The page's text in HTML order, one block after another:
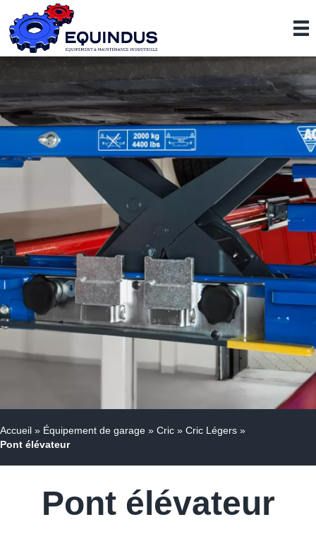
Accueil » Équipement de garage » Cric » Cric Légers »
Pont élévateur
Pont élévateur